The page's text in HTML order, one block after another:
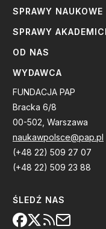
SPRAWY NAUKOWE
SPRAWY
OD NAS
WYDAWCA
FUNDACJA PAP
Bracka 6/8
00-502, Warszawa
naukawpolsce@pap.pl
(+48 22) 509 27 07
(+48 22) 509 23 88
ŚLEDŹ NAS